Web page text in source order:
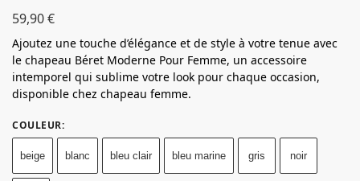
59,90€
Ajoutez une touche d’élégance et de style à votre tenue avec
le chapeau Béret Moderne Pour Femme, un accessoire
intemporel qui sublime votre look pour chaque occasion,
disponible chez chapeau femme.
COULEUR:
beige blanc bleu clair bleu marine gris noir